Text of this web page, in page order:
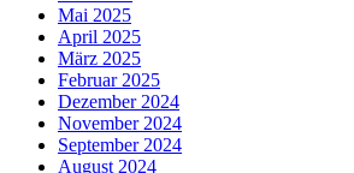
Mai 2025
April 2025
März 2025
Februar 2025
Dezember 2024
November 2024
September 2024
August 2024